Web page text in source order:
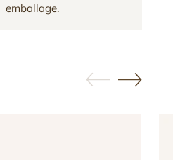
emballage.